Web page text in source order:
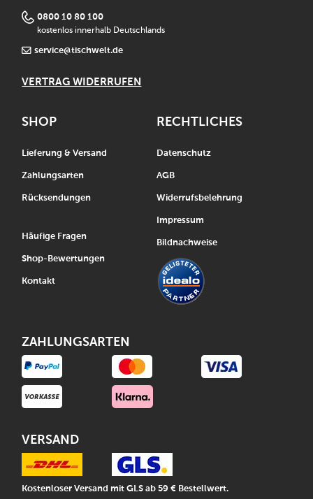
0800 10 80 100
kostenlos innerhalb Deutschlands
service@tischwelt.de
VERTRAG WIDERRUFEN
SHOP
Lieferung & Versand
Zahlungsarten
Rücksendungen
Häufige Fragen
Shop-Bewertungen
Kontakt
RECHTLICHES
Datenschutz
AGB
Widerrufsbelehrung
Impressum
Bildnachweise
ZAHLUNGSARTEN
VERSAND
Kostenloser Versand mit GLS ab 59 € Bestellwert.